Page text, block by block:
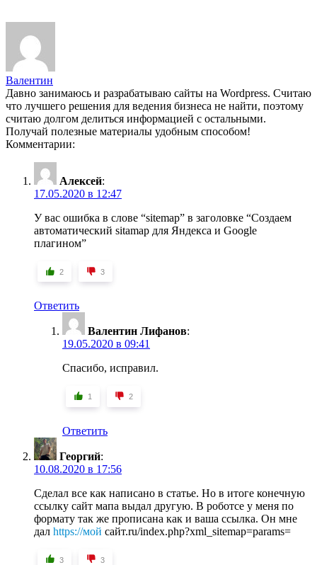
Валентин
Давно занимаюсь и разрабатываю сайты на Wordpress. Считаю
что лучшего решения для ведения бизнеса не найти, поэтому
считаю долгом делиться информацией с остальными.
Получай полезные материалы удобным способом!
Комментарии:
Алексей:
17.05.2020 в 12:47
У вас ошибка в слове “sitemap” в заголовке “Создаем
автоматический sitamap для Яндекса и Google
плагином”
2 3
Ответить
Валентин Лифанов:
19.05.2020 в 09:41
Спасибо, исправил.
1 2
Ответить
Георгий:
10.08.2020 в 17:56
Сделал все как написано в статье. Но в итоге конечную
ссылку сайт мапа выдал другую. В роботсе у меня по
формату так же прописана как и ваша ссылка. Он мне
дал https://мой сайт.ru/index.php?xml_sitemap=params=
3 3